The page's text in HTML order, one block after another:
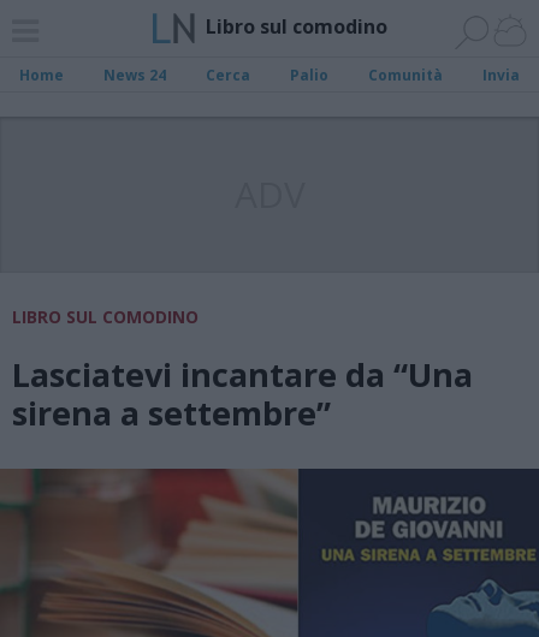
Libro sul comodino
Home News 24 Cerca Palio Comunità Invia
LIBRO SUL COMODINO
Lasciatevi incantare da “Una
sirena a settembre”